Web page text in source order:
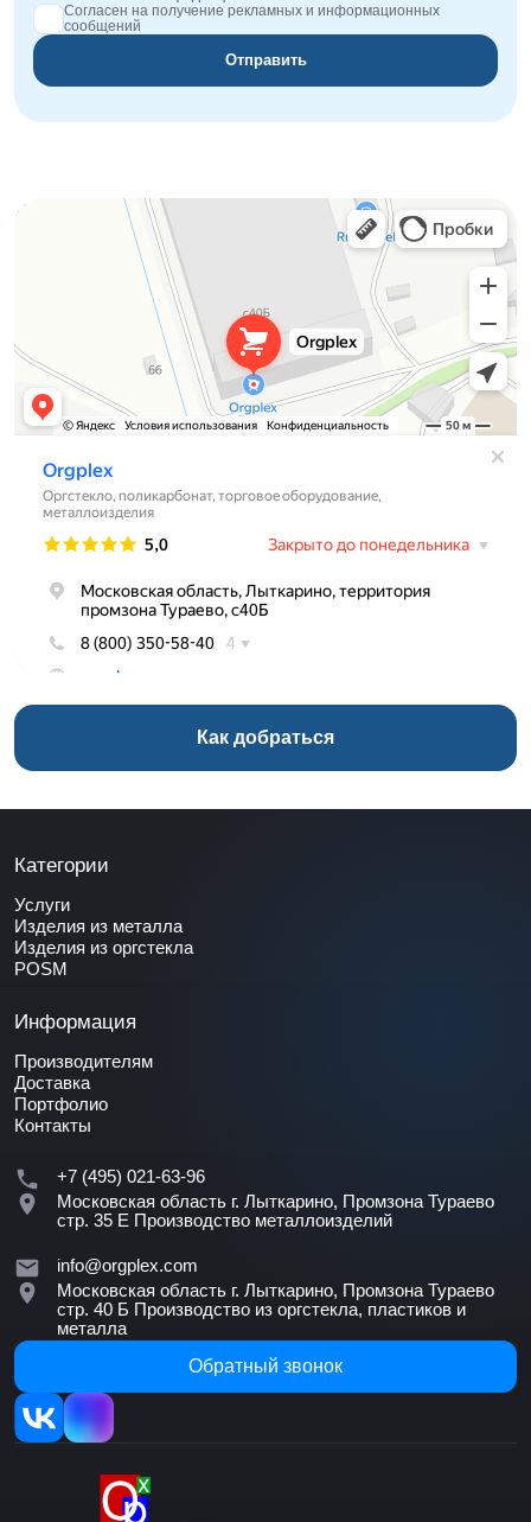
Согласен на получение рекламных и информационных
сообщений
Отправить
Orgplex
Оргстекло, поликарбонат в Лыткарине
Торговое оборудование в Лыткарине
Как добраться
Категории
Услуги
Изделия из металла
Изделия из оргстекла
POSM
Информация
Производителям
Доставка
Портфолио
Контакты
+7 (495) 021-63-96
Московская область г. Лыткарино, Промзона Тураево
стр. 35 Е Производство металлоизделий
info@orgplex.com
Московская область г. Лыткарино, Промзона Тураево
стр. 40 Б Производство из оргстекла, пластиков и
металла
Обратный звонок